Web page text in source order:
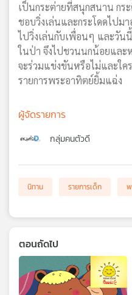
แผนที่
วิทยุ
เครือ
ข่าย
เป็นกระต่ายที่สนุกสนาน กร
ชอบวิ่งเล่นและกระโดดไปม
ไปวิ่งเล่นกับเพื่อนๆ และวัน
ในป่า จึงไปชวนนกน้อยและ
จะร่วมแข่งขันหรือไม่และใค
รายการพระอาทิตย์ยิ้มแฉ่ง
ผู้จัดรายการ
กลุ่มคนตัวดี
นิทาน รายการเด็ก
ตอนถัดไป